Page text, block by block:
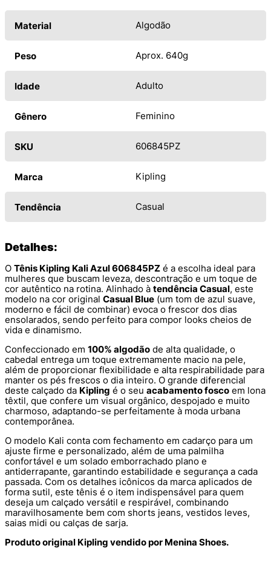
Material Algodão
Peso Aprox. 640g
Idade Adulto
Gênero Feminino
SKU 606845PZ
Marca Kipling
Tendência Casual
Detalhes:
O Tênis Kipling Kali Azul 606845PZ é a escolha ideal para
mulheres que buscam leveza, descontração e um toque de
cor autêntico na rotina. Alinhado à tendência Casual, este
modelo na cor original Casual Blue (um tom de azul suave,
moderno e fácil de combinar) evoca o frescor dos dias
ensolarados, sendo perfeito para compor looks cheios de
vida e dinamismo.
Confeccionado em 100% algodão de alta qualidade, o
cabedal entrega um toque extremamente macio na pele,
além de proporcionar flexibilidade e alta respirabilidade para
manter os pés frescos o dia inteiro. O grande diferencial
deste calçado da Kipling é o seu acabamento fosco em lona
têxtil, que confere um visual orgânico, despojado e muito
charmoso, adaptando-se perfeitamente à moda urbana
contemporânea.
O modelo Kali conta com fechamento em cadarço para um
ajuste firme e personalizado, além de uma palmilha
confortável e um solado emborrachado plano e
antiderrapante, garantindo estabilidade e segurança a cada
passada. Com os detalhes icônicos da marca aplicados de
forma sutil, este tênis é o item indispensável para quem
deseja um calçado versátil e respirável, combinando
maravilhosamente bem com shorts jeans, vestidos leves,
saias midi ou calças de sarja.
Produto original Kipling vendido por Menina Shoes.